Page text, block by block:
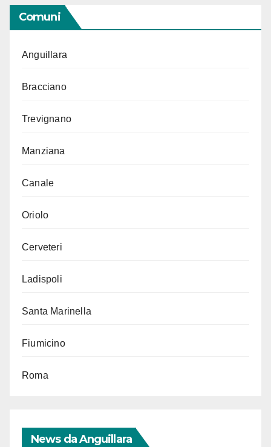
Comuni
Anguillara
Bracciano
Trevignano
Manziana
Canale
Oriolo
Cerveteri
Ladispoli
Santa Marinella
Fiumicino
Roma
News da Anguillara